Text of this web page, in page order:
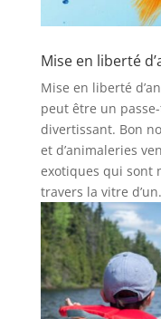
Mise en liberté
Mise en liberté
peut être un
divertissant. Bon
et d’animaleries
exotiques qui sont
travers la vitre